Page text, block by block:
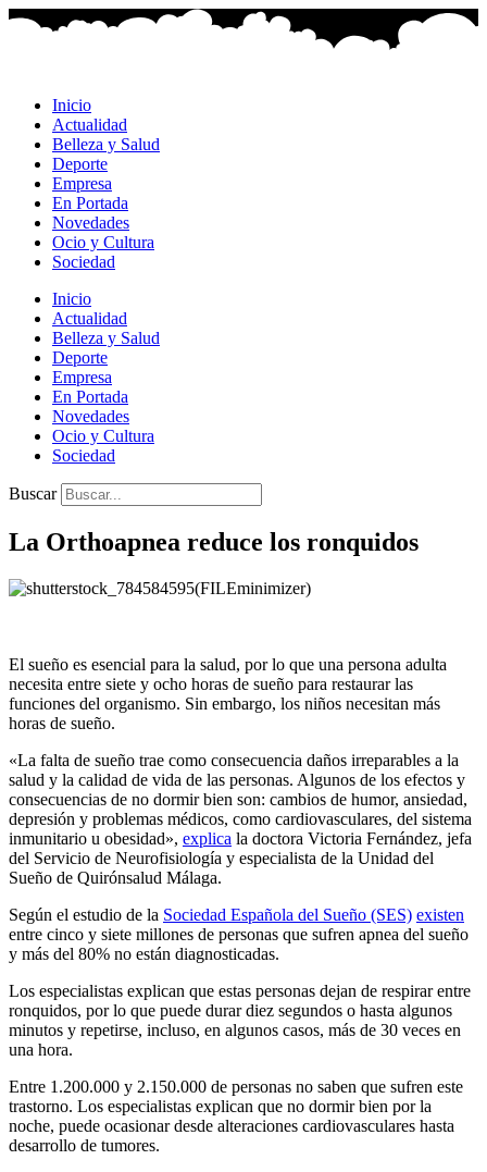
Ir
Inicio
Actualidad
Belleza y Salud
Deporte
Empresa
En Portada
Novedades
Ocio y Cultura
Sociedad
Inicio
Actualidad
Belleza y Salud
Deporte
Empresa
En Portada
Novedades
Ocio y Cultura
Sociedad
Buscar
La Orthoapnea reduce los ronquidos
El sueño es esencial para la salud, por lo que una persona adulta
necesita entre siete y ocho horas de sueño para restaurar las
funciones del organismo. Sin embargo, los niños necesitan más
horas de sueño.
«La falta de sueño trae como consecuencia daños irreparables a la
salud y la calidad de vida de las personas. Algunos de los efectos y
consecuencias de no dormir bien son: cambios de humor, ansiedad,
depresión y problemas médicos, como cardiovasculares, del sistema
inmunitario u obesidad», explica la doctora Victoria Fernández, jefa
del Servicio de Neurofisiología y especialista de la Unidad del
Sueño de Quirónsalud Málaga.
Según el estudio de la Sociedad Española del Sueño (SES) existen
entre cinco y siete millones de personas que sufren apnea del sueño
y más del 80% no están diagnosticadas.
Los especialistas explican que estas personas dejan de respirar entre
ronquidos, por lo que puede durar diez segundos o hasta algunos
minutos y repetirse, incluso, en algunos casos, más de 30 veces en
una hora.
Entre 1.200.000 y 2.150.000 de personas no saben que sufren este
trastorno. Los especialistas explican que no dormir bien por la
noche, puede ocasionar desde alteraciones cardiovasculares hasta
desarrollo de tumores.